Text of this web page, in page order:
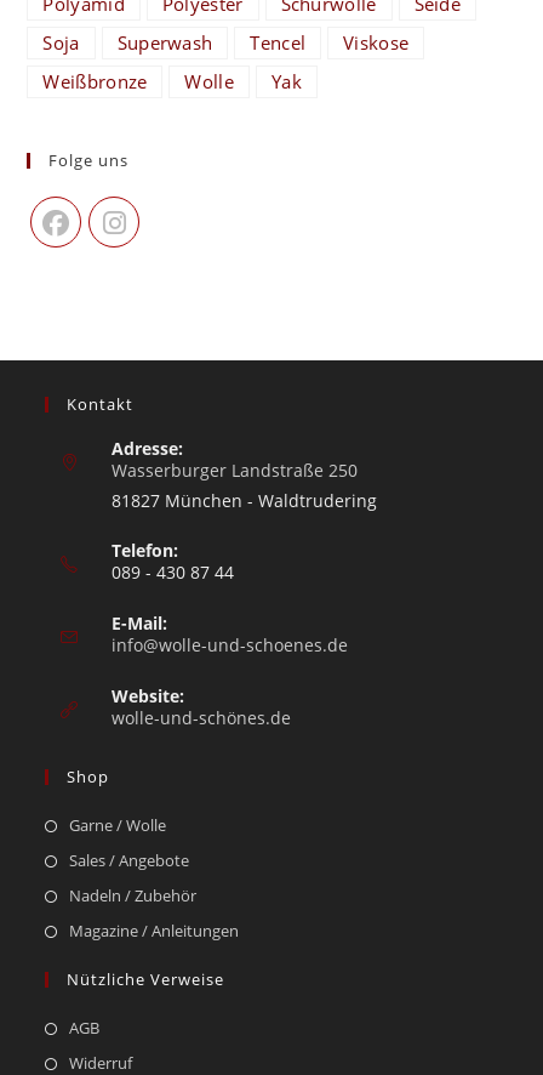
Soja
Superwash Tencel
Viskose
Weißbronze
Wolle Yak
Folge uns
Kontakt
Adresse:
Wasserburger Landstraße 250
81827 München - Waldtrudering
Telefon:
089 - 430 87 44
E-Mail:
info@wolle-und-schoenes.de
Website:
wolle-und-schönes.de
Shop
Garne / Wolle
Sales / Angebote
Nadeln / Zubehör
Magazine / Anleitungen
Nützliche Verweise
AGB
Widerruf